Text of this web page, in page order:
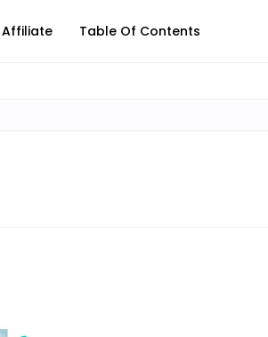
Affiliate Table Of Contents